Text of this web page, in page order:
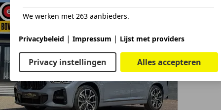
We werken met 263 aanbieders.
Privacybeleid | Impressum | Lijst met providers
Privacy instellingen Alles accepteren